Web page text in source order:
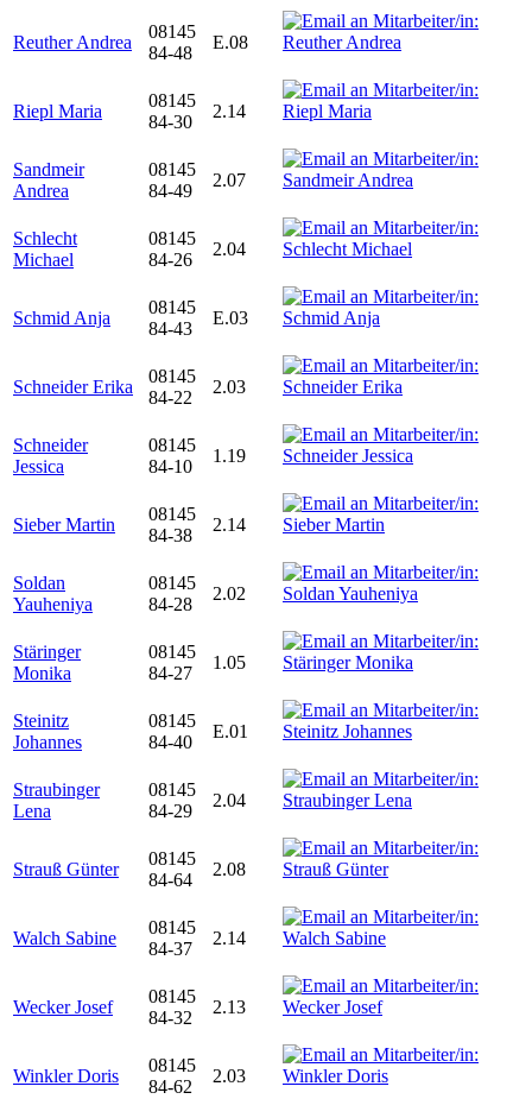
Reuther Andrea
08145
84-48
E.08
Riepl Maria
08145
84-30
2.14
Sandmeir
Andrea
08145
84-49
2.07
Schlecht
Michael
08145
84-26
2.04
Schmid Anja
08145
84-43
E.03
Schneider Erika
08145
84-22
2.03
Schneider
Jessica
08145
84-10
1.19
Sieber Martin
08145
84-38
2.14
Soldan
Yauheniya
08145
84-28
2.02
Stäringer
Monika
08145
84-27
1.05
Steinitz
Johannes
08145
84-40
E.01
Straubinger
Lena
08145
84-29
2.04
Strauß Günter
08145
84-64
2.08
Walch Sabine
08145
84-37
2.14
Wecker Josef
08145
84-32
2.13
Winkler Doris
08145
84-62
2.03